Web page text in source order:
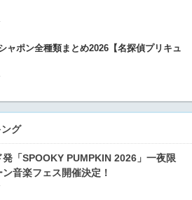
ャポン全種類まとめ2026【名探偵プリキュ
グ
発「SPOOKY PUMPKIN 2026」一夜限
音楽フェス開催決定！